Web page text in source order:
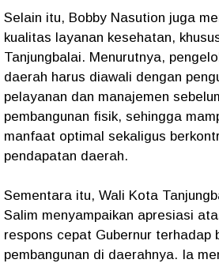
Selain itu, Bobby Nasution juga
kualitas layanan kesehatan,
Tanjungbalai. Menurutnya,
daerah harus diawali dengan
pelayanan dan manajemen
pembangunan fisik, sehingga
manfaat optimal sekaligus
pendapatan daerah.
Sementara itu, Wali Kota
Salim menyampaikan apresiasi
respons cepat Gubernur terhadap
pembangunan di daerahnya. Ia